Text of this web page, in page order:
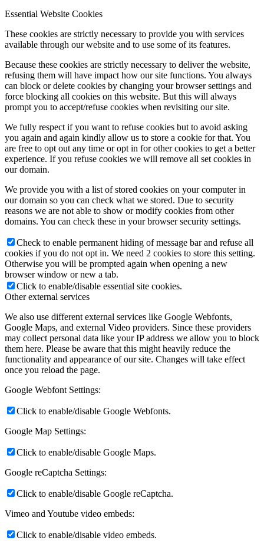
Essential Website Cookies
These cookies are strictly necessary to provide you with services
available through our website and to use some of its features.
Because these cookies are strictly necessary to deliver the website,
refusing them will have impact how our site functions. You always
can block or delete cookies by changing your browser settings and
force blocking all cookies on this website. But this will always
prompt you to accept/refuse cookies when revisiting our site.
We fully respect if you want to refuse cookies but to avoid asking
you again and again kindly allow us to store a cookie for that. You
are free to opt out any time or opt in for other cookies to get a better
experience. If you refuse cookies we will remove all set cookies in
our domain.
We provide you with a list of stored cookies on your computer in
our domain so you can check what we stored. Due to security
reasons we are not able to show or modify cookies from other
domains. You can check these in your browser security settings.
Check to enable permanent hiding of message bar and refuse all
cookies if you do not opt in. We need 2 cookies to store this setting.
Otherwise you will be prompted again when opening a new
browser window or new a tab.
Click to enable/disable essential site cookies.
Other external services
We also use different external services like Google Webfonts,
Google Maps, and external Video providers. Since these providers
may collect personal data like your IP address we allow you to block
them here. Please be aware that this might heavily reduce the
functionality and appearance of our site. Changes will take effect
once you reload the page.
Google Webfont Settings:
Click to enable/disable Google Webfonts.
Google Map Settings:
Click to enable/disable Google Maps.
Google reCaptcha Settings:
Click to enable/disable Google reCaptcha.
Vimeo and Youtube video embeds:
Click to enable/disable video embeds.